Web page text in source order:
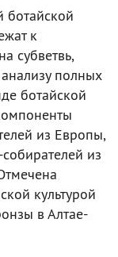
ботайской
к
субветвь,
полных
ботайской
из Европы,
из
культурой
в Алтае-